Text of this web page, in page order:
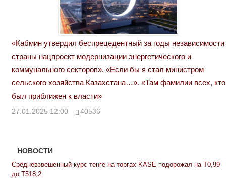
«Кабмин утвердил беспрецедентный за годы независимости
страны нацпроект модернизации энергетического и
коммунального секторов». «Если бы я стал министром
сельского хозяйства Казахстана…». «Там фамилии всех, кто
был приближен к власти»
27.01.2025 12:00 40536
НОВОСТИ
Средневзвешенный курс тенге на торгах KASE подорожал на Т0,99
до Т518,2